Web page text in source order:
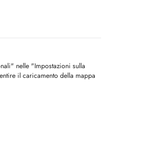
nelle "Impostazioni sulla
il caricamento della mappa